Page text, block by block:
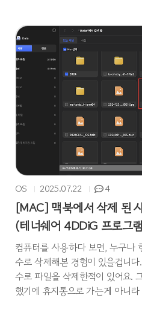
우 11으로 업그레이드를 할 때
10에서 작업하며 쌓여있던 HDD
이걸 버릴 수는 없어서 살릴 방법
EaSEUS Disk Copy라는 프로그
던 파일들을 간단하게 SSD로 옮
팅에서 EaseUS Disk Copy라는
해 기존 HDD의 데이터를 SS..
OS 2025.07.22 4
[MAC] 맥북에서 삭제 된
(테너쉐어 4DDiG 프로그
컴퓨터를 사용하다 보면, 누구나
수로 삭제해본 경험이 있을겁니
수로 파일을 삭제한적이 있어요.
했기에 휴지통으로 가는게 아니